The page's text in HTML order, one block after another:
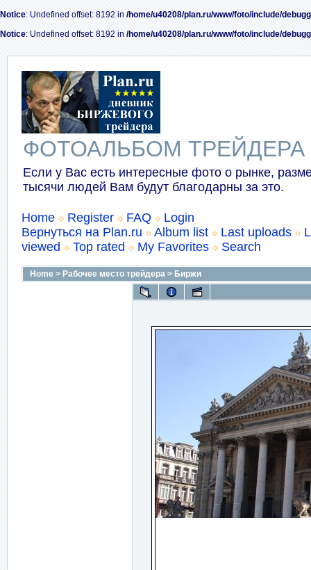
Notice: Undefined offset: 8192 in /home/u40208/plan.ru/www/foto/include/
Notice: Undefined offset: 8192 in /home/u40208/plan.ru/www/foto/include/
ФОТОАЛЬБОМ ТРЕЙДЕРА
Если у Вас есть интересные фото о рынке,
тысячи людей Вам будут благодарны за это.
Home Register FAQ
Login
Вернуться на Plan.ru
Album list Last uploads
viewed
Top rated My Favorites Search
Home > Рабочее место трейдера > Биржи